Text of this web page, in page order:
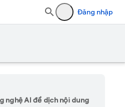
Đăng nhập
nghệ AI để dịch nội dung